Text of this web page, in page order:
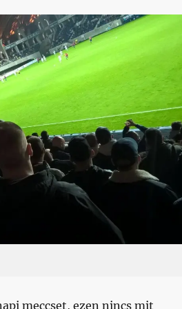
meccset, ezen nincs mit